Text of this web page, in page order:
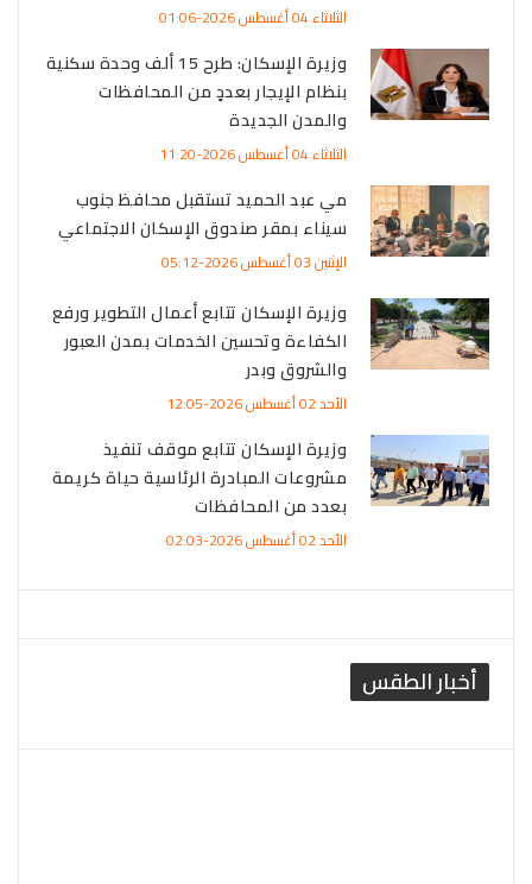
الثلاثاء 04 أغسطس 2026-01:06
وزيرة الإسكان: طرح 15 ألف وحدة سكنية
بنظام الإيجار بعددٍ من المحافظات
والمدن الجديدة
الثلاثاء 04 أغسطس 2026-11:20
مي عبد الحميد تستقبل محافظ جنوب
سيناء بمقر صندوق الإسكان الاجتماعي
الإثنين 03 أغسطس 2026-05:12
وزيرة الإسكان تتابع أعمال التطوير ورفع
الكفاءة وتحسين الخدمات بمدن العبور
والشروق وبدر
الأحد 02 أغسطس 2026-12:05
وزيرة الإسكان تتابع موقف تنفيذ
مشروعات المبادرة الرئاسية حياة كريمة
بعدد من المحافظات
الأحد 02 أغسطس 2026-02:03
أخبار الطقس